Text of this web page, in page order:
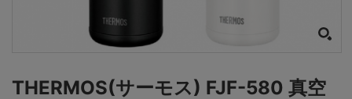
THERMOS(サーモス) FJF-580 真空